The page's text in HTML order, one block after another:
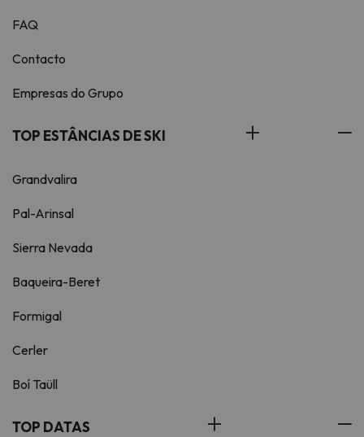
FAQ
Contacto
Empresas do Grupo
TOP ESTÂNCIAS DE SKI
Grandvalira
Pal-Arinsal
Sierra Nevada
Baqueira-Beret
Formigal
Cerler
Boí Taüll
TOP DATAS